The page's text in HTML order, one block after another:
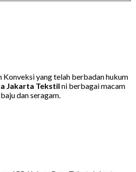
Konveksi yang telah berbadan hukum
Jakarta Tekstil ni berbagai macam
dan seragam.